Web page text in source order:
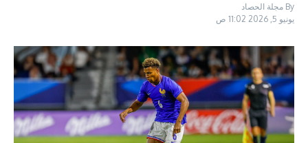
By مجلة الحصاد
يونيو 5, 2026
11:02 ص